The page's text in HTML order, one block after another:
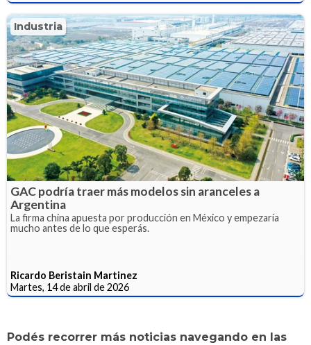
Industria
GAC podría traer más modelos sin aranceles a
Argentina
La firma china apuesta por producción en México y empezaría
mucho antes de lo que esperás.
Ricardo Beristain Martinez
Martes, 14 de abril de 2026
Podés recorrer más noticias navegando en las